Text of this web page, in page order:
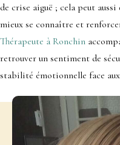
de crise aiguë ; cela peut
mieux se connaître et
Thérapeute à Ronchin
retrouver un sentiment de
stabilité émotionnelle face